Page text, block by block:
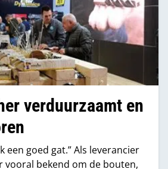
verduurzaamt en
een goed gat.” Als leverancier
vooral bekend om de bouten,